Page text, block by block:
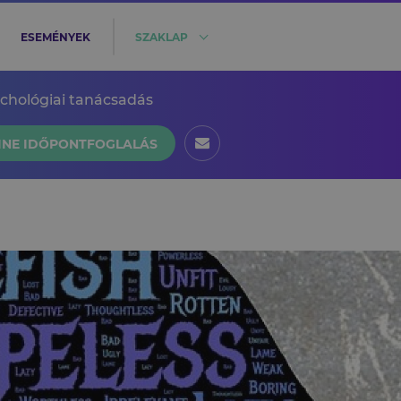
ESEMÉNYEK SZAKLAP
tanácsadás
IDŐPONTFOGLALÁS